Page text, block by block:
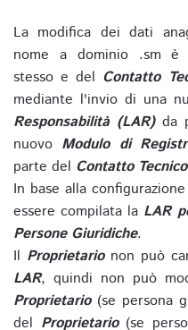
La modifica dei dati
nome a dominio .sm è
stesso e del Contatto
mediante l'invio di una
Responsabilità (LAR)da
nuovo Modulo di
parte del Contatto Tecnico
In base alla
essere compilata la LAR
Persone Giuridiche.
Il Proprietarionon può
LAR, quindi non può
Proprietario(se persona
del Proprietario(se